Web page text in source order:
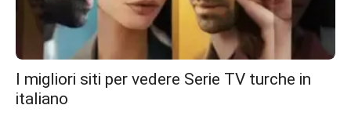
I migliori siti per vedere Serie TV turche in
italiano